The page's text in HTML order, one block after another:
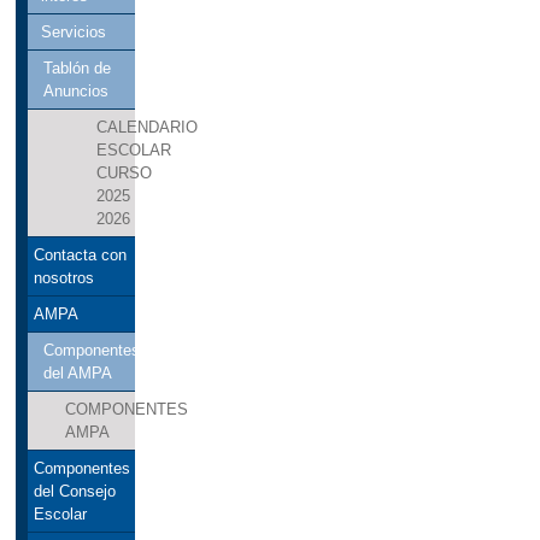
Servicios
Tablón de
Anuncios
CALENDARIO
ESCOLAR
CURSO
2025
2026
Contacta con
nosotros
AMPA
Componentes
del AMPA
COMPONENTES
AMPA
Componentes
del Consejo
Escolar